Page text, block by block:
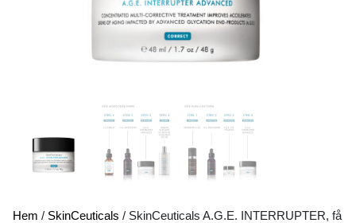
Hem / SkinCeuticals / SkinCeuticals A.G.E. INTERRUPTER, få